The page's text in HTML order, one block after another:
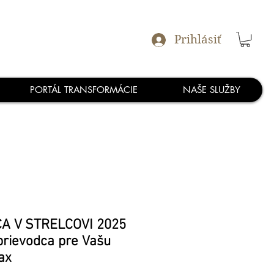
Prihlásiť
PORTÁL TRANSFORMÁCIE NAŠE SLUŽBY
V STRELCOVI 2025
pre Vašu